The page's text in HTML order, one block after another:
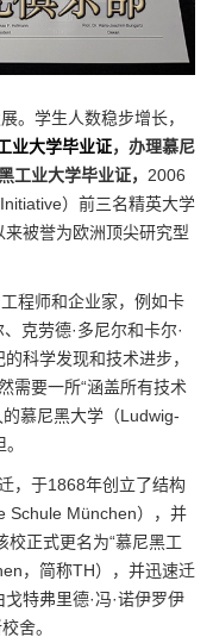
。学生人数稳步增长，
业大学毕业证，办理慕尼
工业大学毕业证， 2006
）前三名精英大学
被誉为欧洲顶尖研究型
程师和企业家，例如卡
克劳德·多尼尔和卡尔·
科学发现和技术进步，
需要一所“涵盖所有技术
慕尼黑大学（Ludwig-
，于1868年创立了结构
Schule München），并
正式更名为“慕尼黑工
，简称TH），并迅速迁
特弗里德·冯·诺伊罗伊
舍。